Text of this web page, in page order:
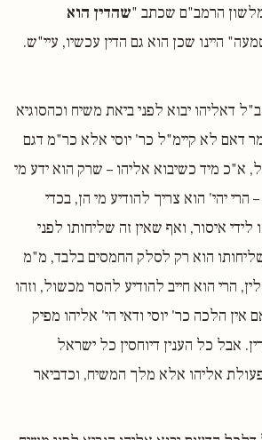
הרמב"ם שכתב "שהדין הוא
היינו שכן הוא גם הדין עכשיו, עיי"ש.
דאליהו יבוא לפני ביאת משיח וכהסוגיא
דאם לא קיימ"ל כר' יוסי אלא כר"מ דגם
מיד כשיבוא אליהו – שרק הוא ידע מי
יהי' הוא צריך להודיע מי הן, בכדי
לידי איסור, ואף שאין זה שליחותו לפני
הוא רק לסלק החמסים בלבד, מ"מ
הרי הוא חייב להודיע להסר מכשול, וזהו
אין הלכה כר' יוסי ודאי הי' אליהו מפיק
אבל כל הענין דיוחסין כל ישראל
אליהו אלא מלך המשיח, וכדביאר